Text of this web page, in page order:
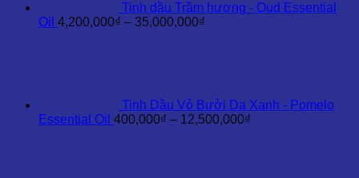
Tinh dầu Trầm hương - Oud Essential
Oil 4,200,000₫ – 35,000,000₫
Tinh Dầu Vỏ Bưởi Da Xanh - Pomelo
Essential Oil 400,000₫ – 12,500,000₫